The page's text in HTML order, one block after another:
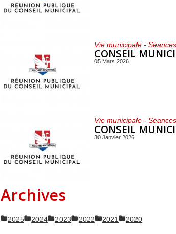
Vie municipale - Séances
CONSEIL
05 Mars 2026
Vie municipale - Séances
CONSEIL
30 Janvier 2026
Archives
2025 2024 2023 2022 2021 2020